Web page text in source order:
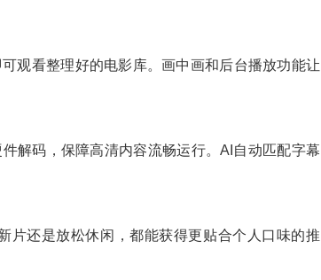
观看整理好的电影库。画中画和后台播放功能让
解码，保障高清内容流畅运行。AI自动匹配字幕
片还是放松休闲，都能获得更贴合个人口味的推